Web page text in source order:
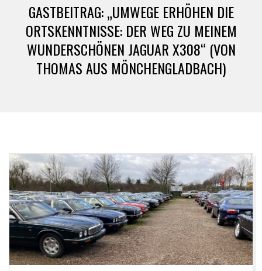
T
GASTBEITRAG: „UMWEGE ERHÖHEN DIE
ORTSKENNTNISSE: DER WEG ZU MEINEM
WUNDERSCHÖNEN JAGUAR X308“ (VON
THOMAS AUS MÖNCHENGLADBACH)